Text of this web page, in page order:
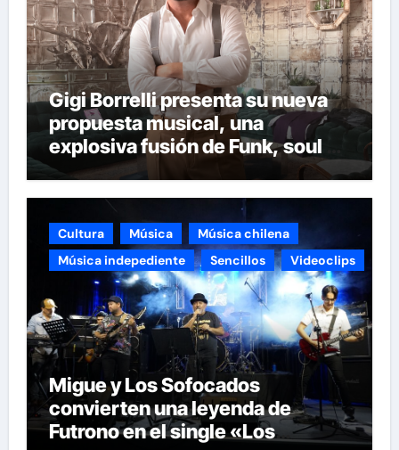
Gigi Borrelli presenta su nueva
propuesta musical, una
explosiva fusión de Funk, soul y
ritmos latinos que marca una
nueva etapa en su carrera
Cultura Música
Música chilena
Música indepediente
Sencillos Videoclips
Migue y Los Sofocados
convierten una leyenda de
Futrono en el single «Los